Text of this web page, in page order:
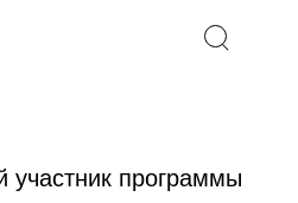
участник программы